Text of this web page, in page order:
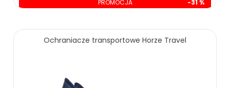
PROMOCJA -31 %
159.00 zł 229.00 zł
Ochraniacze transportowe Horze Travel